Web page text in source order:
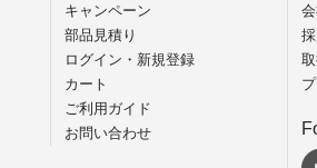
キャンペーン
部品見積り
ログイン・新規登録
カート
ご利用ガイド
お問い合わせ